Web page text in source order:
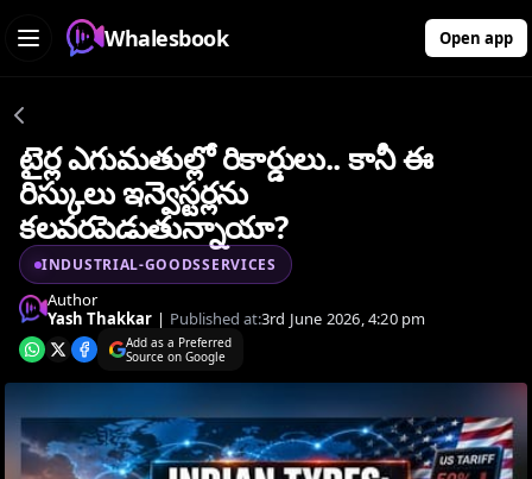
Whalesbook Open app
టైర్ల ఎగుమతుల్లో రికార్డులు.. కానీ ఈ
రిస్కులు ఇన్వెస్టర్లను
కలవరపెడుతున్నాయా?
INDUSTRIAL-GOODSSERVICES
Author
Yash Thakkar | Published at:3rd June 2026, 4:20 pm
Add as a Preferred
Source on Google